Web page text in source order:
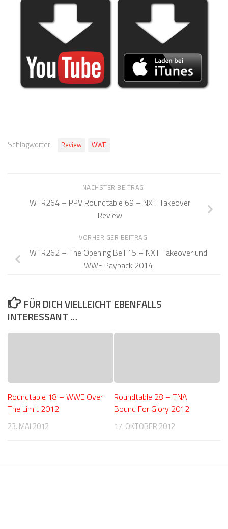
Schlagwörter: Review WWE
NÄCHSTER BEITRAG
WTR264 – PPV Roundtable 69 – NXT Takeover
Review
VORHERIGER BEITRAG
WTR262 – The Opening Bell 15 – NXT Takeover und
WWE Payback 2014
FÜR DICH VIELLEICHT EBENFALLS
INTERESSANT …
Roundtable 18 – WWE Over
The Limit 2012
23. MAI 2012
Roundtable 28 – TNA
Bound For Glory 2012
17. OKTOBER 2012